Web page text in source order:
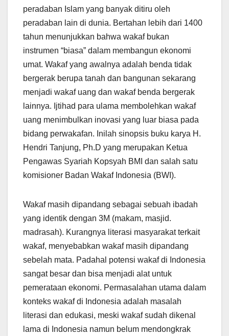
peradaban Islam yang banyak ditiru oleh
peradaban lain di dunia. Bertahan lebih dari 1400
tahun menunjukkan bahwa wakaf bukan
instrumen “biasa” dalam membangun ekonomi
umat. Wakaf yang awalnya adalah benda tidak
bergerak berupa tanah dan bangunan sekarang
menjadi wakaf uang dan wakaf benda bergerak
lainnya. Ijtihad para ulama membolehkan wakaf
uang menimbulkan inovasi yang luar biasa pada
bidang perwakafan. Inilah sinopsis buku karya H.
Hendri Tanjung, Ph.D yang merupakan Ketua
Pengawas Syariah Kopsyah BMI dan salah satu
komisioner Badan Wakaf Indonesia (BWI).
Wakaf masih dipandang sebagai sebuah ibadah
yang identik dengan 3M (makam, masjid.
madrasah). Kurangnya literasi masyarakat terkait
wakaf, menyebabkan wakaf masih dipandang
sebelah mata. Padahal potensi wakaf di Indonesia
sangat besar dan bisa menjadi alat untuk
pemerataan ekonomi. Permasalahan utama dalam
konteks wakaf di Indonesia adalah masalah
literasi dan edukasi, meski wakaf sudah dikenal
lama di Indonesia namun belum mendongkrak